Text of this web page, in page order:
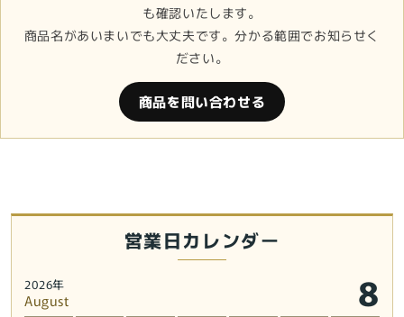
も確認いたします。
商品名があいまいでも大丈夫です。分かる範囲でお知らせく
ださい。
商品を問い合わせる
営業日カレンダー
2026年
August 8